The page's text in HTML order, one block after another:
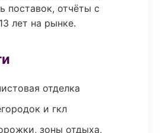
поставок, отчёты с
лет на рынке.
отделка
и гкл
зоны отдыха,